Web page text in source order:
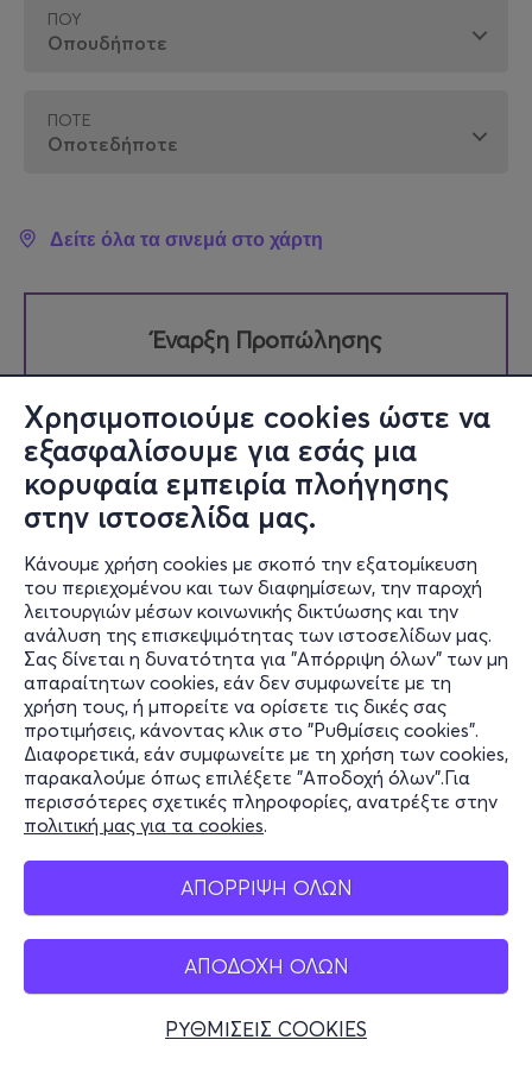
Χρησιμοποιούμε cookies ώστε να
εξασφαλίσουμε για εσάς μια
κορυφαία εμπειρία πλοήγησης
στην ιστοσελίδα μας.
Κάνουμε χρήση cookies με σκοπό την εξατομίκευση
του περιεχομένου και των διαφημίσεων, την παροχή
λειτουργιών μέσων κοινωνικής δικτύωσης και την
ανάλυση της επισκεψιμότητας των ιστοσελίδων μας.
Σας δίνεται η δυνατότητα για "Απόρριψη όλων" των μη
απαραίτητων cookies, εάν δεν συμφωνείτε με τη
χρήση τους, ή μπορείτε να ορίσετε τις δικές σας
προτιμήσεις, κάνοντας κλικ στο "Ρυθμίσεις cookies".
Διαφορετικά, εάν συμφωνείτε με τη χρήση των cookies,
παρακαλούμε όπως επιλέξετε "Αποδοχή όλων".Για
περισσότερες σχετικές πληροφορίες, ανατρέξτε στην
πολιτική μας για τα cookies.
ΑΠΟΡΡΙΨΗ ΟΛΩΝ
ΑΠΟΔΟΧΗ ΟΛΩΝ
ΡΥΘΜΙΣΕΙΣ COOKIES
ΠΟΎ
ΠΌΤΕ
Δείτε όλα τα σινεμά στο χάρτη
Έναρξη Προπώλησης